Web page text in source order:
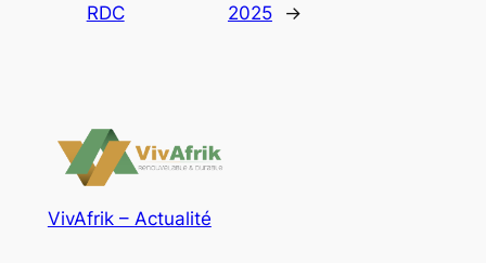
RDC
2025
→
VivAfrik – Actualité